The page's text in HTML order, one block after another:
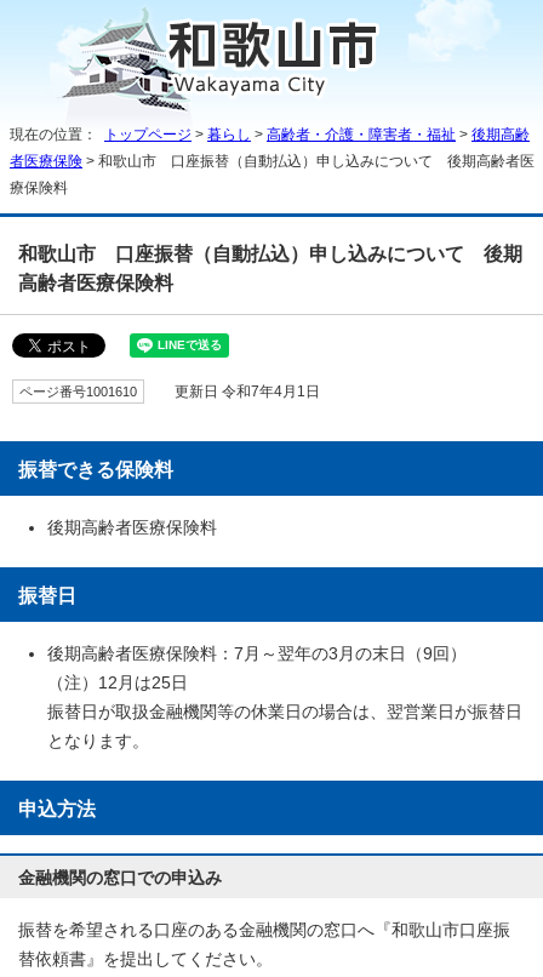
現在の位置： トップページ > 暮らし > 高齢者・介護・障害者・福祉 > 後期高齢
者医療保険 > 和歌山市 口座振替（自動払込）申し込みについて 後期高齢者医
療保険料
和歌山市 口座振替（自動払込）申し込みについて 後期
高齢者医療保険料
ページ番号1001610 更新日 令和7年4月1日
振替できる保険料
後期高齢者医療保険料
振替日
後期高齢者医療保険料：7月～翌年の3月の末日（9回）
（注）12月は25日
振替日が取扱金融機関等の休業日の場合は、翌営業日が振替日
となります。
申込方法
金融機関の窓口での申込み
振替を希望される口座のある金融機関の窓口へ『和歌山市口座振
替依頼書』を提出してください。